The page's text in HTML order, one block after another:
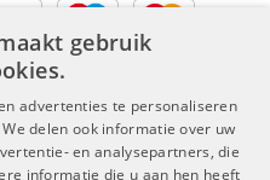
& Privacy Protocol |
RSS Feed
gebruik
advertenties te personaliseren
delen ook informatie over uw
en analysepartners, die
informatie die u aan hen heeft